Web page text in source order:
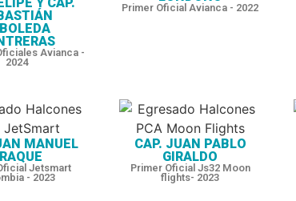
Y CAP.
Avianca -
2024
Primer Oficial Avianca - 2022
MANUEL
Jetsmart
- 2023
CAP. JUAN PABLO
GIRALDO
Primer Oficial Js32 Moon
flights- 2023